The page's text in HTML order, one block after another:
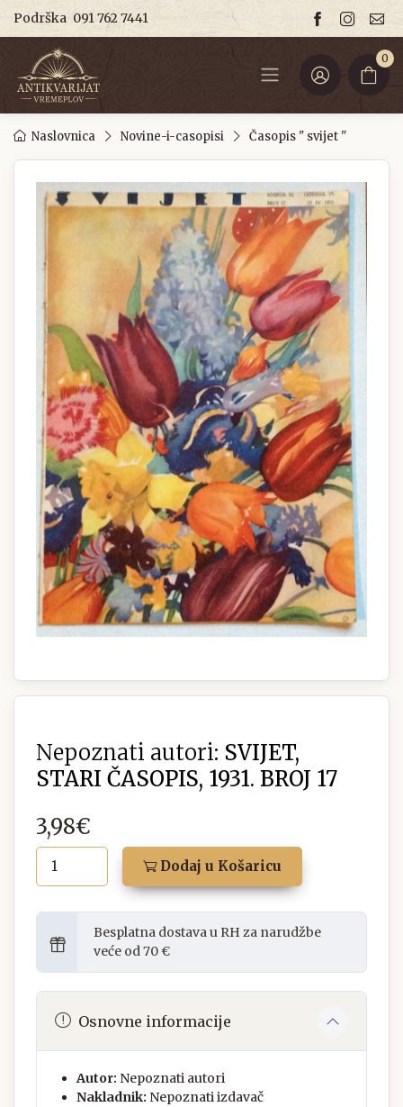
Podrška 091 762 7441
0
Naslovnica Novine-i-casopisi Časopis " svijet "
Nepoznati autori: SVIJET,
STARI ČASOPIS, 1931. BROJ 17
3,98€
Dodaj u Košaricu
Besplatna dostava u RH za narudžbe
veće od 70 €
Osnovne informacije
Autor: Nepoznati autori
Nakladnik: Nepoznati izdavač